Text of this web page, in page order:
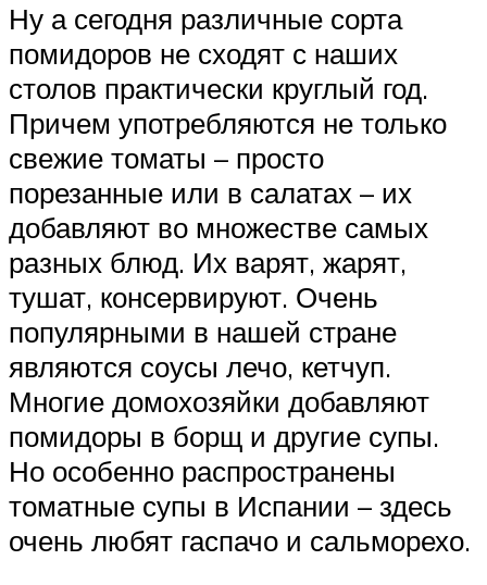
Ну а сегодня различные сорта
помидоров не сходят с наших
столов практически круглый год.
Причем употребляются не только
свежие томаты – просто
порезанные или в салатах – их
добавляют во множестве самых
разных блюд. Их варят, жарят,
тушат, консервируют. Очень
популярными в нашей стране
являются соусы лечо, кетчуп.
Многие домохозяйки добавляют
помидоры в борщ и другие супы.
Но особенно распространены
томатные супы в Испании – здесь
очень любят гаспачо и сальморехо.